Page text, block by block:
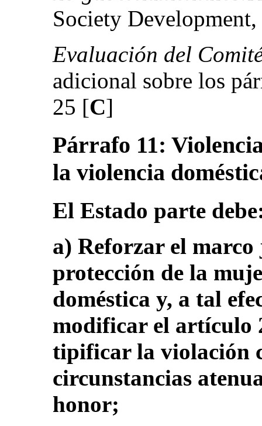
Society
Evaluación del
adicional sobre los
25 [C]
Párrafo 11:
la violencia
El Estado parte
a) Reforzar el
protección de la
doméstica y, a tal
modificar el artículo
tipificar la violación
circunstancias
honor;